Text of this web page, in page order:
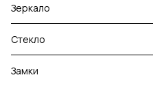
Зеркало
Стекло
Замки